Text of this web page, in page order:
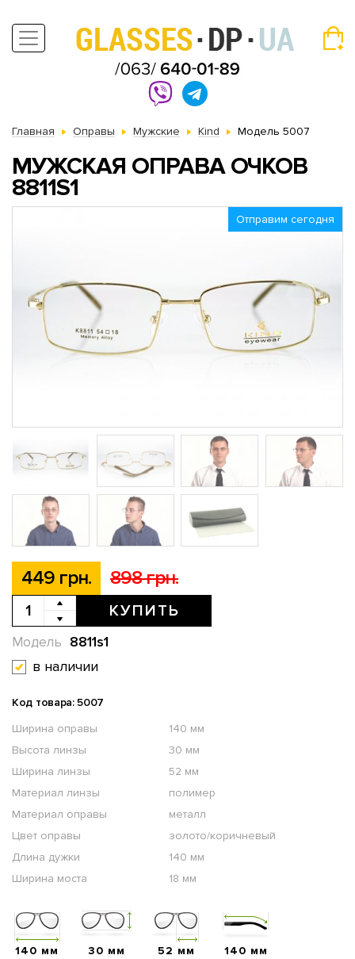
Главная Оправы Мужские Kind Модель 5007
МУЖСКАЯ ОПРАВА ОЧКОВ
8811S1
Отправим сегодня
449 грн. 898 грн.
КУПИТЬ
8811s1
Модель
в наличии
Код товара: 5007
Ширина оправы
140 мм
Высота линзы
30 мм
Ширина линзы
52 мм
Материал линзы
полимер
Материал оправы
металл
Цвет оправы
золото/коричневый
Длина дужки
140 мм
Ширина моста
18 мм
140 мм 30 мм 52 мм 140 мм